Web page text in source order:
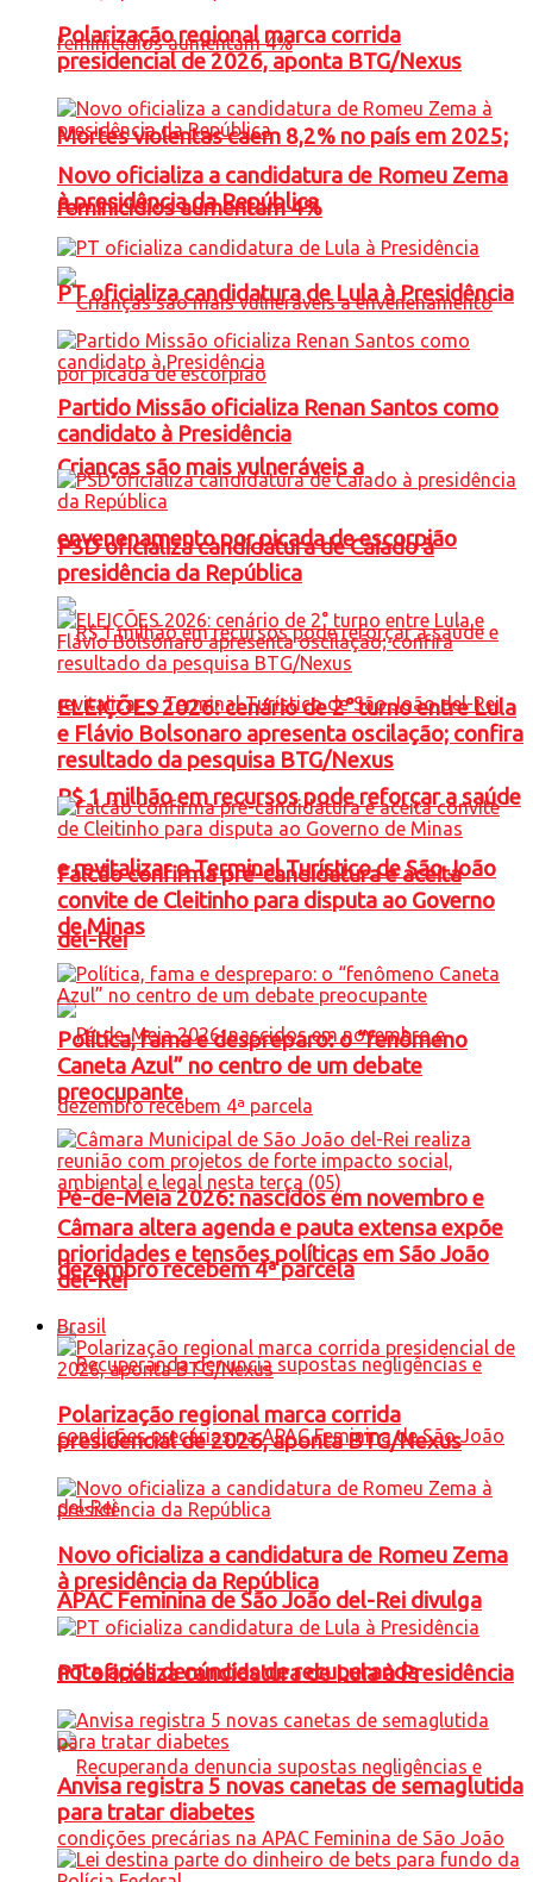
Mortes violentas caem 8,2% no país em 2025;
feminicídios aumentam 4%
Crianças são mais vulneráveis a
envenenamento por picada de escorpião
R$ 1 milhão em recursos pode reforçar a saúde
e revitalizar o Terminal Turístico de São João
del-Rei
Pé-de-Meia 2026: nascidos em novembro e
dezembro recebem 4ª parcela
APAC Feminina de São João del-Rei divulga
nota após denúncias de recuperanda
Polarização regional marca corrida
presidencial de 2026, aponta BTG/Nexus
Novo oficializa a candidatura de Romeu Zema
à presidência da República
PT oficializa candidatura de Lula à Presidência
Partido Missão oficializa Renan Santos como
candidato à Presidência
PSD oficializa candidatura de Caiado à
presidência da República
ELEIÇÕES 2026: cenário de 2° turno entre Lula
e Flávio Bolsonaro apresenta oscilação; confira
resultado da pesquisa BTG/Nexus
Falcão confirma pré-candidatura e aceita
convite de Cleitinho para disputa ao Governo
de Minas
Política, fama e despreparo: o “fenômeno
Caneta Azul” no centro de um debate
preocupante
Câmara altera agenda e pauta extensa expõe
prioridades e tensões políticas em São João
del-Rei
Brasil
Polarização regional marca corrida
presidencial de 2026, aponta BTG/Nexus
Novo oficializa a candidatura de Romeu Zema
à presidência da República
PT oficializa candidatura de Lula à Presidência
Anvisa registra 5 novas canetas de semaglutida
para tratar diabetes